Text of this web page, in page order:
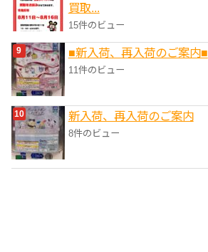
買取...
15件のビュー
■新入荷、再入荷のご案内■
11件のビュー
新入荷、再入荷のご案内
8件のビュー